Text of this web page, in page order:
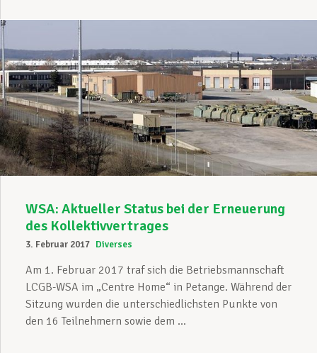
WSA: Aktueller Status bei der Erneuerung
des Kollektivvertrages
3. Februar 2017 Diverses
Am 1. Februar 2017 traf sich die Betriebsmannschaft
LCGB-WSA im „Centre Home“ in Petange. Während der
Sitzung wurden die unterschiedlichsten Punkte von
den 16 Teilnehmern sowie dem ...